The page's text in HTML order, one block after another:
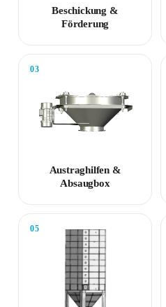
Beschickung &
Förderung
03
Austraghilfen &
Absaugbox
05